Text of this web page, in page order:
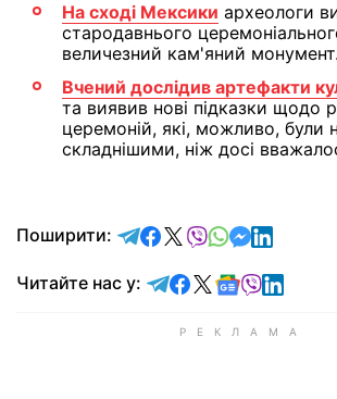
На сході Мексики археологи
стародавнього
величезний кам'яний монумент.
Вчений дослідив артефакти
та виявив нові підказки щодо
церемоній, які, можливо, були
складнішими, ніж досі
Поширити: відправити у Telegram
поділитись у
поділитись у X
відправити у
відправити
Читайте нас у: Читайте у Telegram
Читайте у
Читайте у X
Читайте у
Читайте